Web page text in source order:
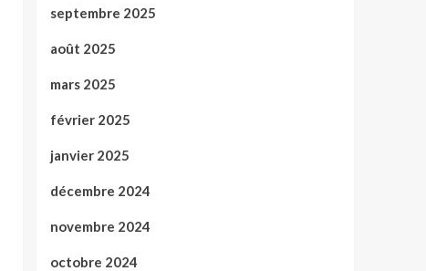
septembre 2025
août 2025
mars 2025
février 2025
janvier 2025
décembre 2024
novembre 2024
octobre 2024